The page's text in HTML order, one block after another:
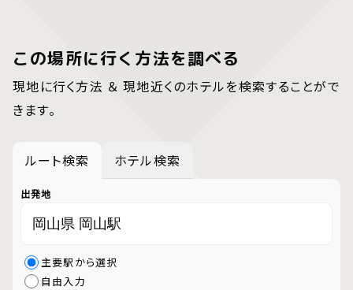
この場所に行く方法を調べる
現地に行く方法 ＆ 現地近くのホテルを検索することがで
きます。
ルート検索 ホテル検索
出発地
主要駅から選択
自由入力